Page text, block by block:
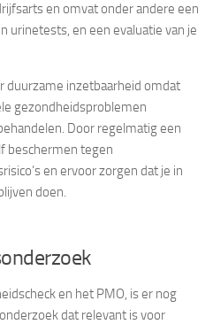
en omvat onder andere een
urinetests, en een evaluatie van je
duurzame inzetbaarheid omdat
gezondheidsproblemen
Door regelmatig een
beschermen tegen
en ervoor zorgen dat je in
doen.
en het PMO, is er nog
dat relevant is voor